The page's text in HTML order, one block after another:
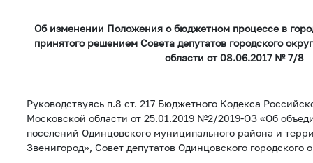
Об изменении Положения о бюджетном процессе в
принятого решением Совета депутатов городского
области от 08.06.2017 № 7/8
Руководствуясь п.8 ст. 217 Бюджетного Кодекса
Московской области от 25.01.2019 №2/2019-ОЗ «Об
поселений Одинцовского муниципального района и
Звенигород», Совет депутатов Одинцовского городского